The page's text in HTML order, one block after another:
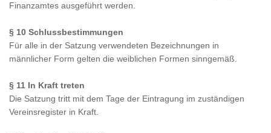
Finanzamtes ausgeführt werden.
§ 10 Schlussbestimmungen
Für alle in der Satzung verwendeten Bezeichnungen in
männlicher Form gelten die weiblichen Formen sinngemäß.
§ 11 In Kraft treten
Die Satzung tritt mit dem Tage der Eintragung im zuständigen
Vereinsregister in Kraft.